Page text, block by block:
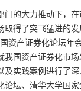
门的大力推动下，
取得了突飞猛进的
资产证券化论坛年
我国资产证券化市
及实践案例进行了
论坛、清华大学国